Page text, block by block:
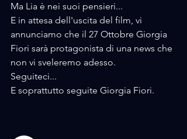
Ma Lia è nei suoi pensieri...
E in attesa dell'uscita del film, vi
annunciamo che il 27 Ottobre Giorgia
Fiori sarà protagonista di una news che
non vi sveleremo adesso.
Seguiteci...
E soprattutto seguite Giorgia Fiori.